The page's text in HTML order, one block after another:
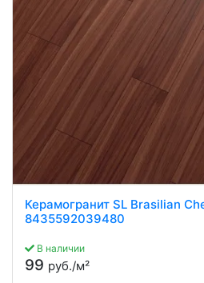
Керамогранит SL Brasilian
8435592039480
В наличии
99 руб./м²